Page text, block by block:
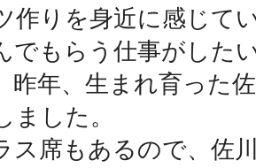
作りを身近に感じて
でもらう仕事がした
昨年、生まれ育った
ました。
ス席もあるので、佐